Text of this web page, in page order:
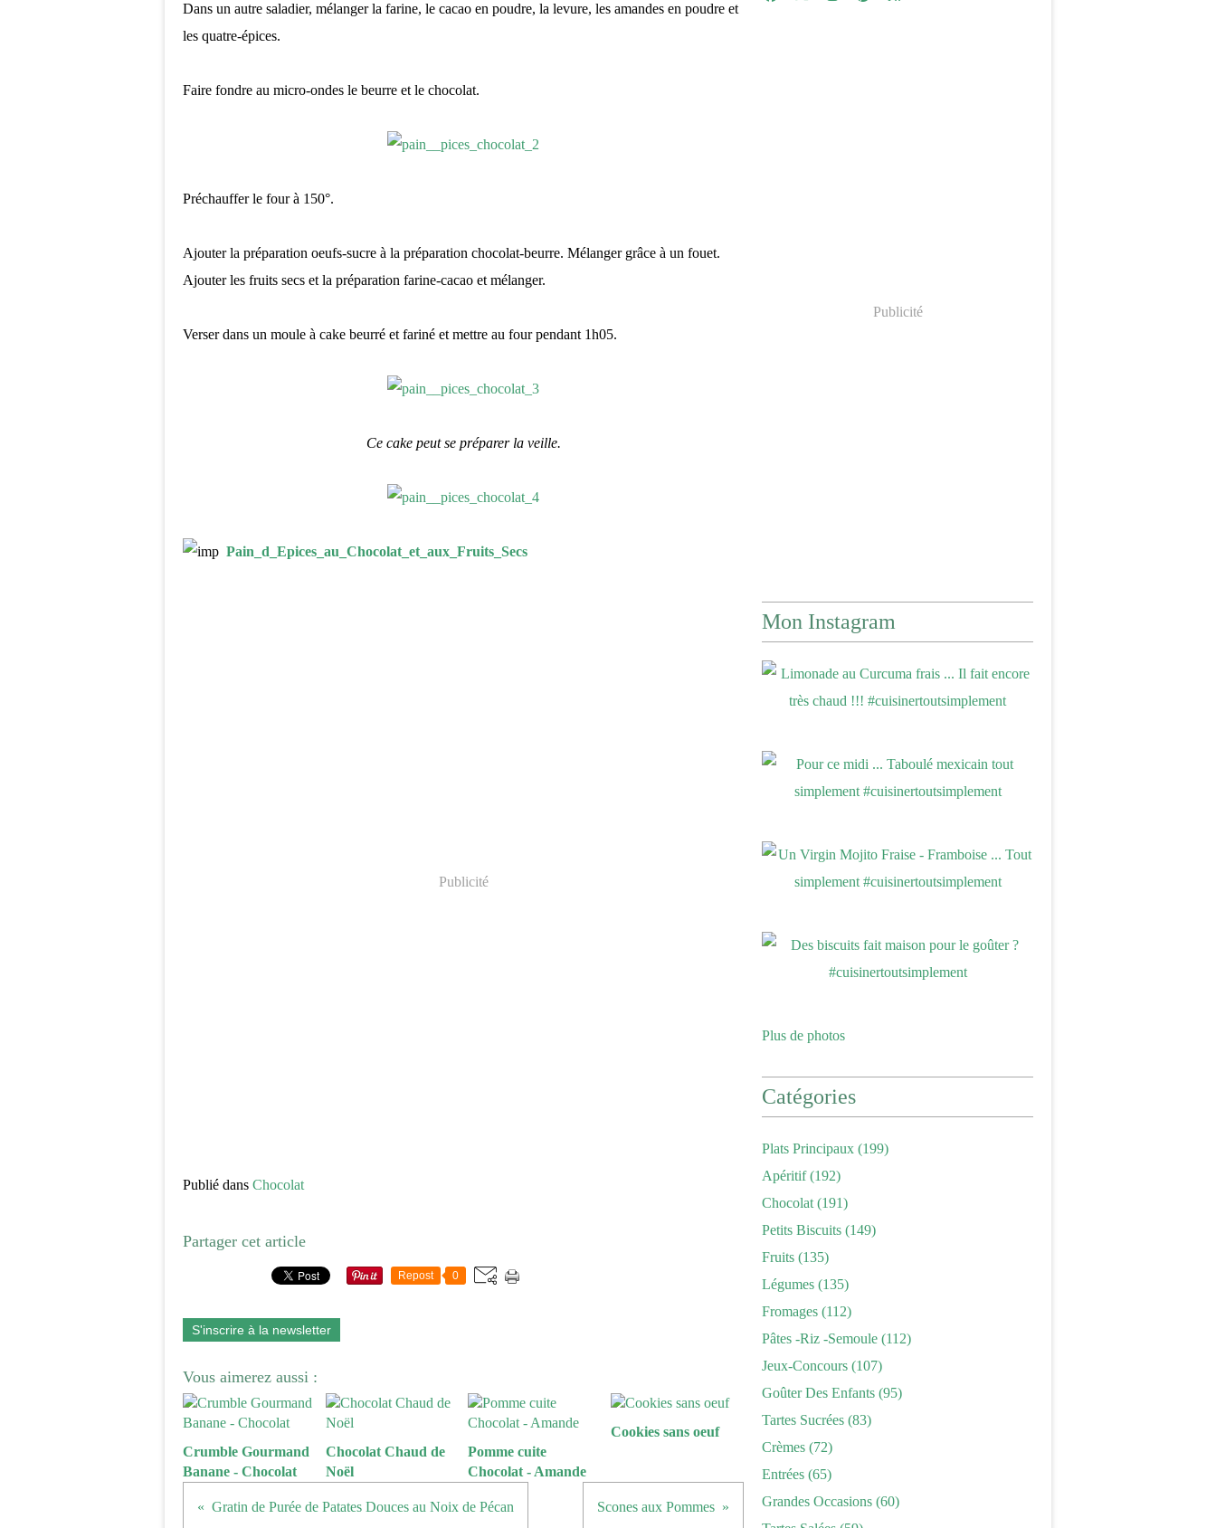
Dans un autre saladier, mélanger la farine, le cacao en poudre, la levure, les amandes en poudre et
les quatre-épices.
Faire fondre au micro-ondes le beurre et le chocolat.
Préchauffer le four à 150°.
Ajouter la préparation oeufs-sucre à la préparation chocolat-beurre. Mélanger grâce à un fouet.
Ajouter les fruits secs et la préparation farine-cacao et mélanger.
Verser dans un moule à cake beurré et fariné et mettre au four pendant 1h05.
Ce cake peut se préparer la veille.
Pain_d_Epices_au_Chocolat_et_aux_Fruits_Secs
Publicité
Publié dans Chocolat
Partager cet article
Repost 0
S'inscrire à la newsletter
Vous aimerez aussi :
Crumble Gourmand
Banane - Chocolat
Chocolat Chaud de
Noël
Pomme cuite
Chocolat - Amande
Cookies sans oeuf
Gratin de Purée de Patates Douces au Noix de Pécan Scones aux Pommes
Publicité
Mon Instagram
Plus de photos
Catégories
Plats Principaux (199)
Apéritif(192)
Chocolat (191)
Petits Biscuits (149)
Fruits (135)
Légumes (135)
Fromages (112)
Pâtes -riz -semoule (112)
Jeux-Concours (107)
Goûter Des Enfants (95)
Tartes Sucrées (83)
Crèmes (72)
Entrées (65)
Grandes Occasions (60)